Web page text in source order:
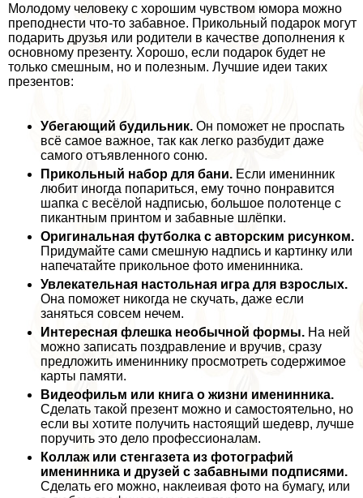
Молодому человеку с хорошим чувством юмора можно
преподнести что-то забавное. Прикольный подарок могут
подарить друзья или родители в качестве дополнения к
основному презенту. Хорошо, если подарок будет не
только смешным, но и полезным. Лучшие идеи таких
презентов:
Убегающий будильник. Он поможет не проспать
всё самое важное, так как легко разбудит даже
самого отъявленного соню.
Прикольный набор для бани. Если именинник
любит иногда попариться, ему точно понравится
шапка с весёлой надписью, большое полотенце с
пикантным принтом и забавные шлёпки.
Оригинальная футболка с авторским рисунком.
Придумайте сами смешную надпись и картинку или
напечатайте прикольное фото именинника.
Увлекательная настольная игра для взрослых.
Она поможет никогда не скучать, даже если
заняться совсем нечем.
Интересная флешка необычной формы. На ней
можно записать поздравление и вручив, сразу
предложить имениннику просмотреть содержимое
карты памяти.
Видеофильм или книга о жизни именинника.
Сделать такой презент можно и самостоятельно, но
если вы хотите получить настоящий шедевр, лучше
поручить это дело профессионалам.
Коллаж или стенгазета из фотографий
именинника и друзей с забавными подписями.
Сделать его можно, наклеивая фото на бумагу, или